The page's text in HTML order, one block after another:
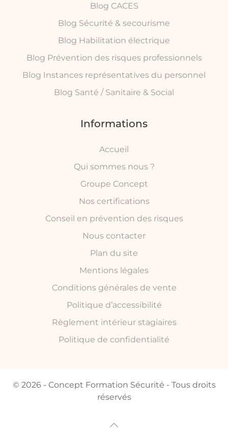
Blog CACES
Blog Sécurité & secourisme
Blog Habilitation électrique
Blog Prévention des risques professionnels
Blog Instances représentatives du personnel
Blog Santé / Sanitaire & Social
Informations
Accueil
Qui sommes nous ?
Groupe Concept
Nos certifications
Conseil en prévention des risques
Nous contacter
Plan du site
Mentions légales
Conditions générales de vente
Politique d’accessibilité
Règlement intérieur stagiaires
Politique de confidentialité
© 2026 - Concept Formation Sécurité - Tous droits
réservés